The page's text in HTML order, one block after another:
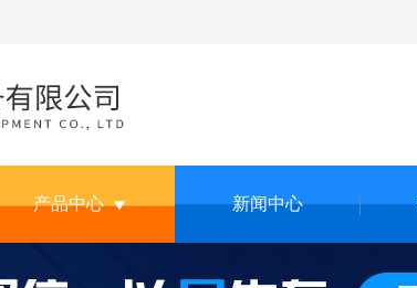
产品中心 新闻中心